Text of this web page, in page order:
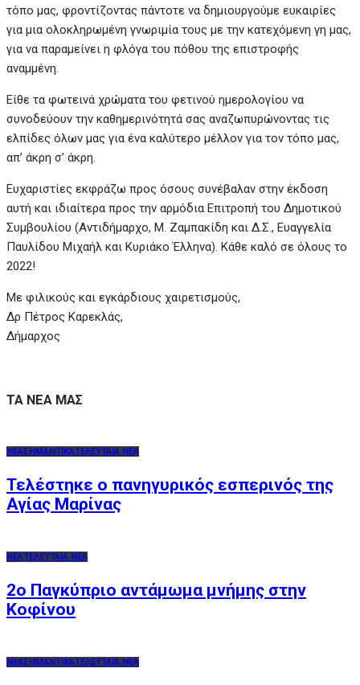
τόπο μας, φροντίζοντας πάντοτε να δημιουργούμε ευκαιρίες
για μια ολοκληρωμένη γνωριμία τους με την κατεχόμενη γη μας,
για να παραμείνει η φλόγα του πόθου της επιστροφής
αναμμένη.
Είθε τα φωτεινά χρώματα του φετινού ημερολογίου να
συνοδεύουν την καθημερινότητά σας αναζωπυρώνοντας τις
ελπίδες όλων μας για ένα καλύτερο μέλλον για τον τόπο μας,
απ’ άκρη σ’ άκρη.
Ευχαριστίες εκφράζω προς όσους συνέβαλαν στην έκδοση
αυτή και ιδιαίτερα προς την αρμόδια Επιτροπή του Δημοτικού
Συμβουλίου (Αντιδήμαρχο, Μ. Ζαμπακίδη και Δ.Σ., Ευαγγελία
Παυλίδου Μιχαήλ και Κυριάκο Έλληνα). Κάθε καλό σε όλους το
2022!
Με φιλικούς και εγκάρδιους χαιρετισμούς,
Δρ Πέτρος Καρεκλάς,
Δήμαρχος
ΤΑ ΝΕΑ ΜΑΣ
ΝΕΑΣΗΜΑΝΤΙΚΑΤΕΛΕΥΤΑΙΑ ΝΕΑ
Τελέστηκε ο πανηγυρικός εσπερινός της
Αγίας Μαρίνας
ΝΕΑΤΕΛΕΥΤΑΙΑ ΝΕΑ
2o Παγκύπριο αντάμωμα μνήμης στην
Κοφίνου
ΝΕΑΣΗΜΑΝΤΙΚΑΤΕΛΕΥΤΑΙΑ ΝΕΑ